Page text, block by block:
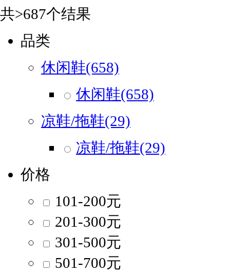
共>687个结果
品类
休闲鞋(658)
休闲鞋(658)
凉鞋/拖鞋(29)
凉鞋/拖鞋(29)
价格
101-200元
201-300元
301-500元
501-700元